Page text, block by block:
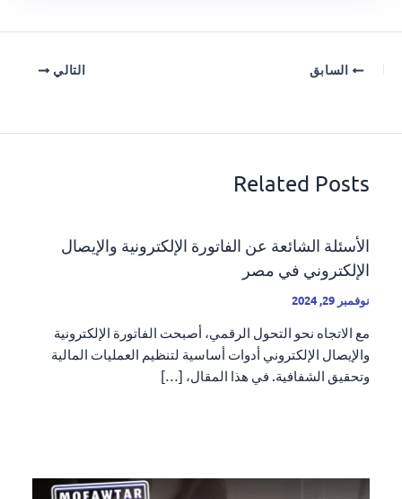
السابق التالي
Related Posts
الأسئلة الشائعة عن الفاتورة الإلكترونية والإيصال
الإلكتروني في مصر
نوفمبر 29, 2024
مع الاتجاه نحو التحول الرقمي، أصبحت الفاتورة الإلكترونية
والإيصال الإلكتروني أدوات أساسية لتنظيم العمليات المالية
وتحقيق الشفافية. في هذا المقال، […]